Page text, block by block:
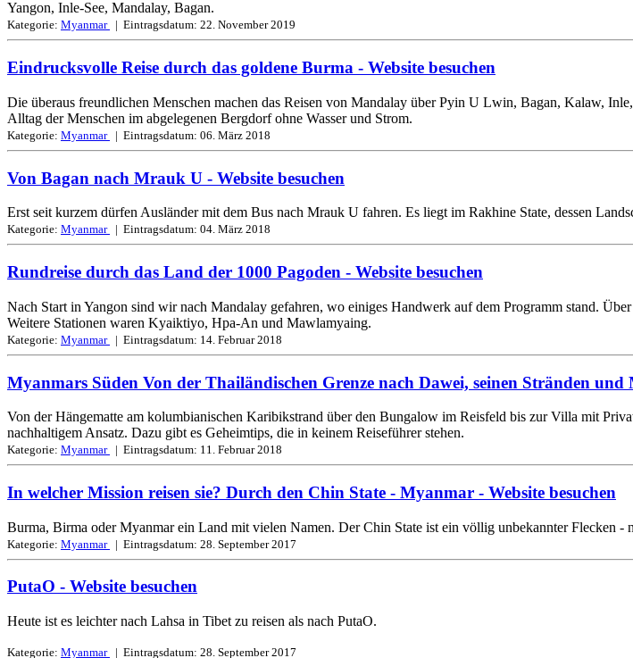
Yangon, Inle-See, Mandalay, Bagan.
Kategorie: Myanmar | Eintragsdatum: 22. November 2019
Eindrucksvolle Reise durch das goldene Burma - Website besuchen
Die überaus freundlichen Menschen machen das Reisen von Mandalay über Pyin U Lwin, Bagan, Kalaw,
Alltag der Menschen im abgelegenen Bergdorf ohne Wasser und Strom.
Kategorie: Myanmar | Eintragsdatum: 06. März 2018
Von Bagan nach Mrauk U - Website besuchen
Erst seit kurzem dürfen Ausländer mit dem Bus nach Mrauk U fahren. Es liegt im Rakhine State, dessen
Kategorie: Myanmar | Eintragsdatum: 04. März 2018
Rundreise durch das Land der 1000 Pagoden - Website besuchen
Nach Start in Yangon sind wir nach Mandalay gefahren, wo einiges Handwerk auf dem Programm stand.
Weitere Stationen waren Kyaiktiyo, Hpa-An und Mawlamyaing.
Kategorie: Myanmar | Eintragsdatum: 14. Februar 2018
Myanmars Süden Von der Thailändischen Grenze nach Dawei, seinen Stränden und
Von der Hängematte am kolumbianischen Karibikstrand über den Bungalow im Reisfeld bis zur Villa mit
nachhaltigem Ansatz. Dazu gibt es Geheimtips, die in keinem Reiseführer stehen.
Kategorie: Myanmar | Eintragsdatum: 11. Februar 2018
In welcher Mission reisen sie? Durch den Chin State - Myanmar - Website besuchen
Burma, Birma oder Myanmar ein Land mit vielen Namen. Der Chin State ist ein völlig unbekannter Flecken -
Kategorie: Myanmar | Eintragsdatum: 28. September 2017
PutaO - Website besuchen
Heute ist es leichter nach Lahsa in Tibet zu reisen als nach PutaO.
Kategorie: Myanmar | Eintragsdatum: 28. September 2017